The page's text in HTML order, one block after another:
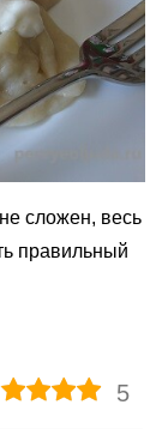
сложен, весь
правильный
5